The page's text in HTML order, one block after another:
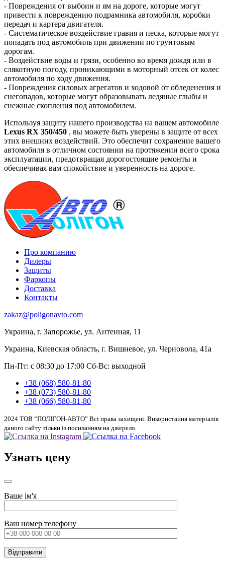
- Повреждения от выбоин и ям на дороге, которые могут
привести к повреждению подрамника автомобиля, коробки
передач и картера двигателя.
- Систематическое воздействие гравия и песка, которые могут
попадать под автомобиль при движении по грунтовым
дорогам.
- Воздействие воды и грязи, особенно во время дождя или в
слякотную погоду, проникающими в моторный отсек от колес
автомобиля по ходу движения.
- Повреждения силовых агрегатов и ходовой от обледенения и
снегопадов, которые могут образовывать ледяные глыбы и
снежные скопления под автомобилем.
Используя защиту нашего производства на вашем автомобиле
Lexus RX 350/450 , вы можете быть уверены в защите от всех
этих внешних воздействий. Это обеспечит сохранение вашего
автомобиля в отличном состоянии на протяжении всего срока
эксплуатации, предотвращая дорогостоящие ремонты и
обеспечивая вам спокойствие и уверенность на дороге.
Про компанию
Дилеры
Защиты
Фаркопы
Доставка
Контакты
zakaz@poligonavto.com
Украина, г. Запорожье, ул. Антенная, 11
Украина, Киевская область, г. Вишневое, ул. Черновола, 41а
Пн-Пт: с 08:30 до 17:00 Сб-Вс: выходной
+38 (068) 580-81-80
+38 (073) 580-81-80
+38 (066) 580-81-80
2024 ТОВ “ПОЛІГОН-АВТО” Всі права захищені. Використання матеріалів
даного сайту тільки із посиланням на джерело.
Узнать цену
Ваше ім'я
Ваш номер телефону